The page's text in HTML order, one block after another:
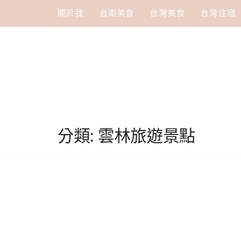
關於我 台南美食 台灣美食 台灣住宿
分類: 雲林旅遊景點